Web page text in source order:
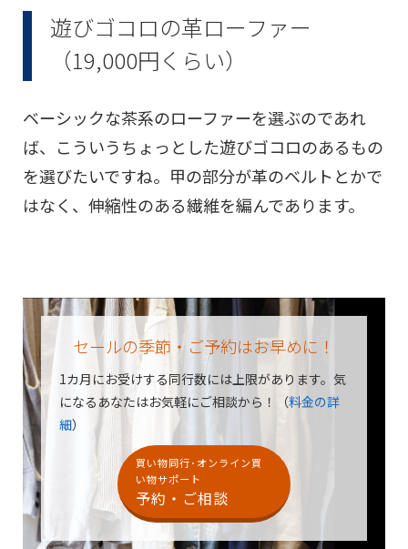
遊びゴコロの革ローファー
（19,000円くらい）
ベーシックな茶系のローファーを選ぶのであれ
ば、こういうちょっとした遊びゴコロのあるもの
を選びたいですね。甲の部分が革のベルトとかで
はなく、伸縮性のある繊維を編んであります。
セールの季節・ご予約はお早めに！
1カ月にお受けする同行数には上限があります。気
になるあなたはお気軽にご相談から！（料金の詳
細）
買い物同行･オンライン買
い物サポート
予約・ご相談